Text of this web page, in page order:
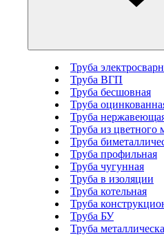
Труба
Труба ВГП
Труба бесшовная
Труба
Труба
Труба из цветного
Труба
Труба профильная
Труба чугунная
Труба в изоляции
Труба котельная
Труба
Труба БУ
Труба